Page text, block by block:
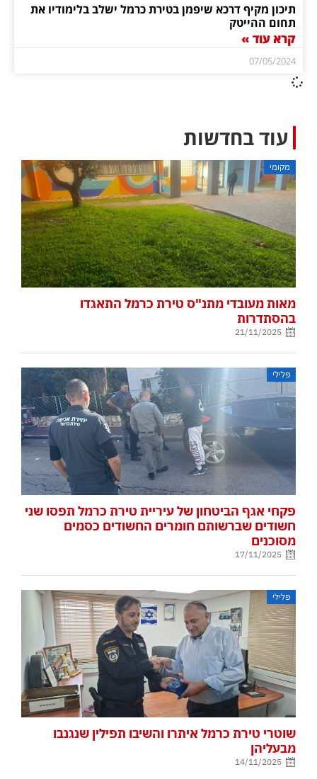
תיכון מקיף דרכא שיפמן בטירת כרמל ישלב בלימודיו את
תחום ההייטק
קרא עוד »
07/05/2024
עוד בחדשות
מקומי
מאות מעובדי מתנ"ס טירת כרמל התאגדו
בהסתדרות
21/11/2025
פלילי
פקחי אגף הביטחון של עיריית טירת כרמל תפסו שני
חשודים שברשותם חומרים החשודים כסמים
מסוכנים
17/11/2025
פלילי
שוטרי טירת כרמל איתרו והשיבו תפילין שנגנבו
מבעליהן
14/11/2025